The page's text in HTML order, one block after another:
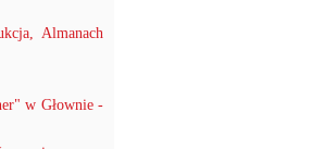
Almanach
w Głownie -